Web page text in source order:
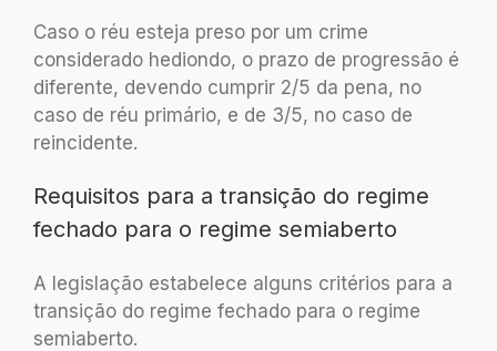
Caso o réu esteja preso por um crime
considerado hediondo, o prazo de progressão é
diferente, devendo cumprir 2/5 da pena, no
caso de réu primário, e de 3/5, no caso de
reincidente.
Requisitos para a transição do regime
fechado para o regime semiaberto
A legislação estabelece alguns critérios para a
transição do regime fechado para o regime
semiaberto.